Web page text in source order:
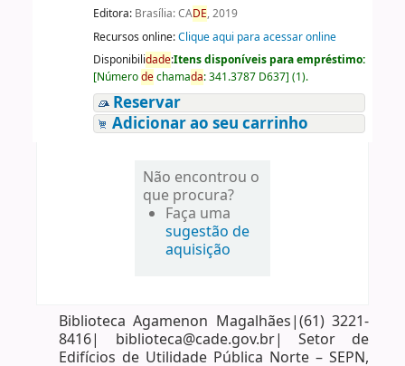
Editora: Brasília: CADE, 2019
Recursos online:Clique aqui para acessar online
Disponibilidade:Itens disponíveis para empréstimo:
[Númerodechamada:341.3787 D637] (1).
Reservar
Adicionar ao seu carrinho
Não encontrou o
que procura?
Faça uma
sugestão de
aquisição
Biblioteca Agamenon Magalhães|(61) 3221-
8416| biblioteca@cade.gov.br| Setor de
Edifícios de Utilidade Pública Norte – SEPN,